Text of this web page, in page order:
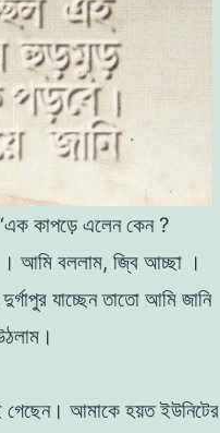
‘এক কাপড়ে এলেন কেন?
। আমি বললাম, জ্বি আচ্ছা ।
যাচ্ছেনতাতাে আমি জানি
গেছেন। আমাকে হয়ত ইউনিটের